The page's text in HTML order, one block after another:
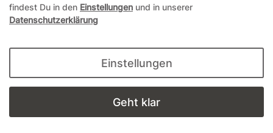
*Alle Preise inkl. gesetzl. Mehrwertsteuer und ggf. zzgl.
© Copyright 2004-2026 durch Andreas Zöllner. Alle Rechte
vorbehalten.
powered bywebimpact GmbH
findest Du in den Einstellungen und in unserer
Datenschutzerklärung
Einstellungen
Geht klar